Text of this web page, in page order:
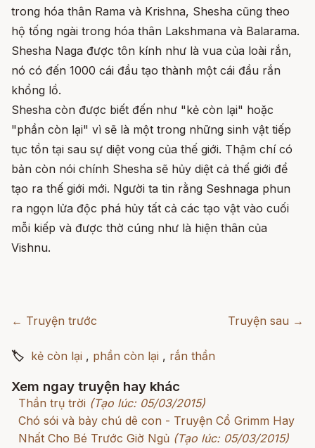
trong hóa thân Rama và Krishna, Shesha cũng theo
hộ tống ngài trong hóa thân Lakshmana và Balarama.
Shesha Naga được tôn kính như là vua của loài rắn,
nó có đến 1000 cái đầu tạo thành một cái đầu rắn
khổng lồ.
Shesha còn được biết đến như "kẻ còn lại" hoặc
"phần còn lại" vì sẽ là một trong những sinh vật tiếp
tục tồn tại sau sự diệt vong của thế giới. Thậm chí có
bản còn nói chính Shesha sẽ hủy diệt cả thế giới để
tạo ra thế giới mới. Người ta tin rằng Seshnaga phun
ra ngọn lửa độc phá hủy tất cả các tạo vật vào cuối
mỗi kiếp và được thờ cúng như là hiện thân của
Vishnu.
← Truyện trước Truyện sau →
🏷 kẻ còn lại , phần còn lại , rắn thần
Xem ngay truyện hay khác
Thần trụ trời (Tạo lúc: 05/03/2015)
Chó sói và bảy chú dê con - Truyện Cổ Grimm Hay
Nhất Cho Bé Trước Giờ Ngủ (Tạo lúc: 05/03/2015)